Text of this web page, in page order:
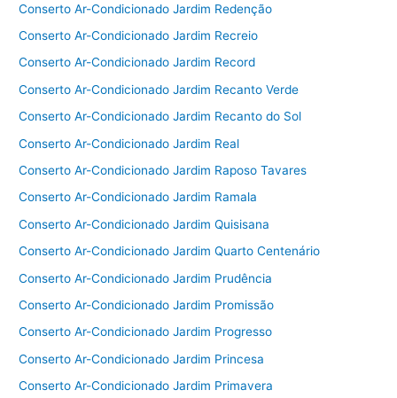
Conserto Ar-Condicionado Jardim Redenção
Conserto Ar-Condicionado Jardim Recreio
Conserto Ar-Condicionado Jardim Record
Conserto Ar-Condicionado Jardim Recanto Verde
Conserto Ar-Condicionado Jardim Recanto do Sol
Conserto Ar-Condicionado Jardim Real
Conserto Ar-Condicionado Jardim Raposo Tavares
Conserto Ar-Condicionado Jardim Ramala
Conserto Ar-Condicionado Jardim Quisisana
Conserto Ar-Condicionado Jardim Quarto Centenário
Conserto Ar-Condicionado Jardim Prudência
Conserto Ar-Condicionado Jardim Promissão
Conserto Ar-Condicionado Jardim Progresso
Conserto Ar-Condicionado Jardim Princesa
Conserto Ar-Condicionado Jardim Primavera